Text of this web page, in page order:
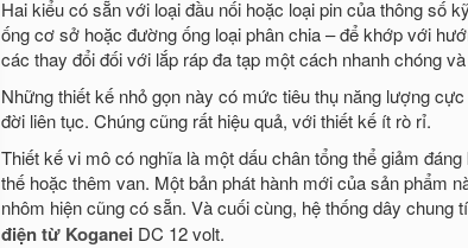
Hai kiểu có sẵn với loại đầu nối hoặc loại pin của thông số
ống cơ sở hoặc đường ống loại phân chia – để khớp với
các thay đổi đối với lắp ráp đa tạp một cách nhanh chóng
Những thiết kế nhỏ gọn này có mức tiêu thụ năng lượng
đời liên tục. Chúng cũng rất hiệu quả, với thiết kế ít rò rỉ.
Thiết kế vi mô có nghĩa là một dấu chân tổng thể giảm
thế hoặc thêm van. Một bản phát hành mới của sản phẩm
nhôm hiện cũng có sẵn. Và cuối cùng, hệ thống dây
điện từ Koganei DC 12 volt.